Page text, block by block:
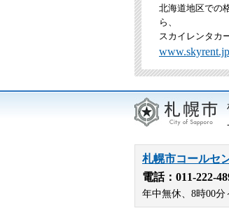
北海道地区での
ら、
スカイレンタカ
札幌市コールセ
電話： 011-222-
年中無休、8時00